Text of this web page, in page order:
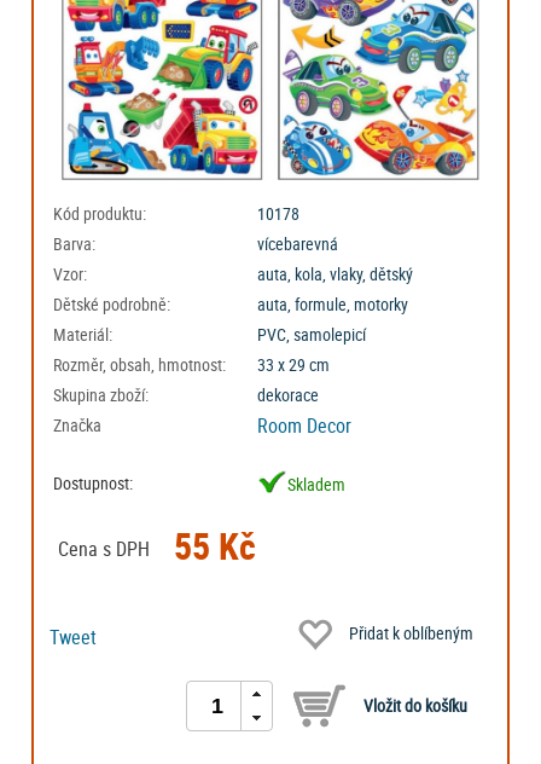
Kód produktu:
10178
Barva:
vícebarevná
Vzor:
auta, kola, vlaky, dětský
Dětské podrobně:
auta, formule, motorky
Materiál:
PVC, samolepicí
Rozměr, obsah, hmotnost:
33 x 29 cm
Skupina zboží:
dekorace
Značka
Room Decor
Dostupnost: Skladem
Cena s DPH 55 Kč
Tweet Přidat k oblíbeným